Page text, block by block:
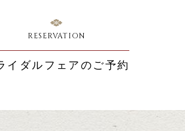
RESERVATION
イダルフェアのご予約